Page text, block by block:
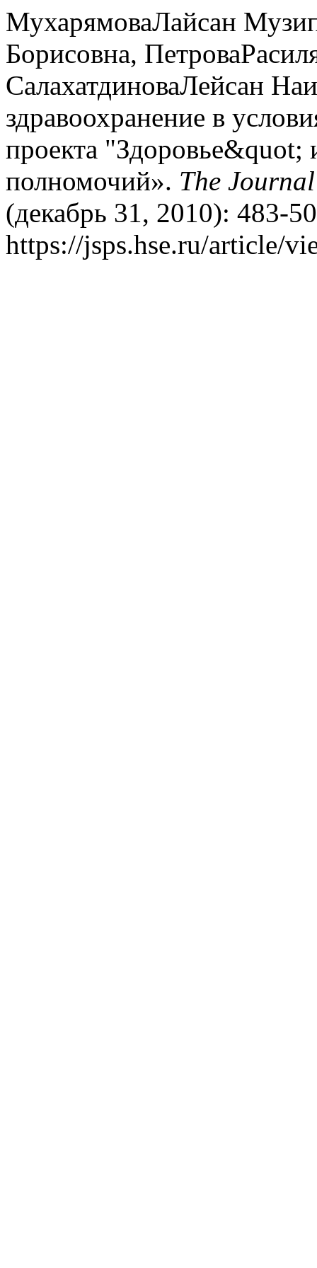
МухарямоваЛайсан
Борисовна,
СалахатдиноваЛейсан
здравоохранение в
проекта
полномочий». The
(декабрь 31, 2010): 483-
https://jsps.hse.ru/article/